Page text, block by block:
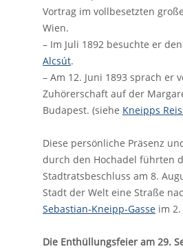
Vortrag im vollbesetzten
Wien.
– Im Juli 1892 besuchte er
Alcsút.
– Am 12. Juni 1893 sprach er
Zuhörerschaft auf der
Budapest. (siehe Kneipps
Diese persönliche Präsenz
durch den Hochadel führten
Stadtratsbeschluss am 8.
Stadt der Welt eine Straße
Sebastian-Kneipp-Gasse im
Die Enthüllungsfeier am 29.